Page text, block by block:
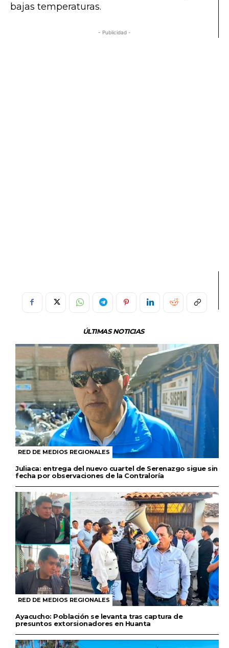
bajas temperaturas.
- Publicidad -
ÚLTIMAS NOTICIAS
RED DE MEDIOS REGIONALES
Juliaca: entrega del nuevo cuartel de Serenazgo sigue sin
fecha por observaciones de la Contraloría
RED DE MEDIOS REGIONALES
Ayacucho: Población se levanta tras captura de
presuntos extorsionadores en Huanta